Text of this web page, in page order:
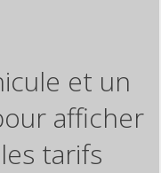
et un
afficher
tarifs